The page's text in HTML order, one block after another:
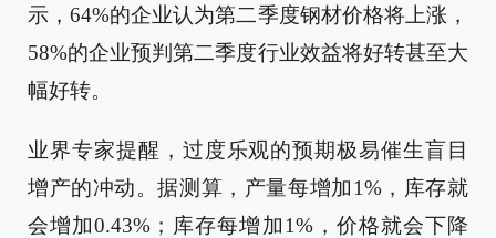
示，64%的企业认为第二季度钢材价格将上涨，
58%的企业预判第二季度行业效益将好转甚至大
幅好转。
业界专家提醒，过度乐观的预期极易催生盲目
增产的冲动。据测算，产量每增加1%，库存就
会增加0.43%；库存每增加1%，价格就会下降